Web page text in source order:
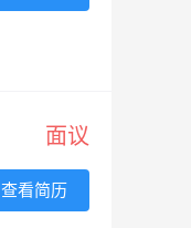
面议
查看简历